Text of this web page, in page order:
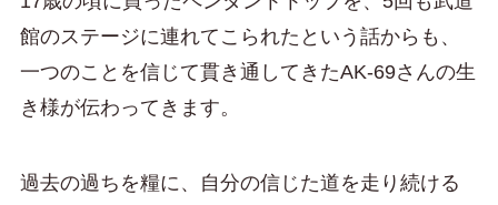
館のステージに連れてこられたという話からも、
一つのことを信じて貫き通してきたAK-69さんの生
き様が伝わってきます。
過去の過ちを糧に、自分の信じた道を走り続ける